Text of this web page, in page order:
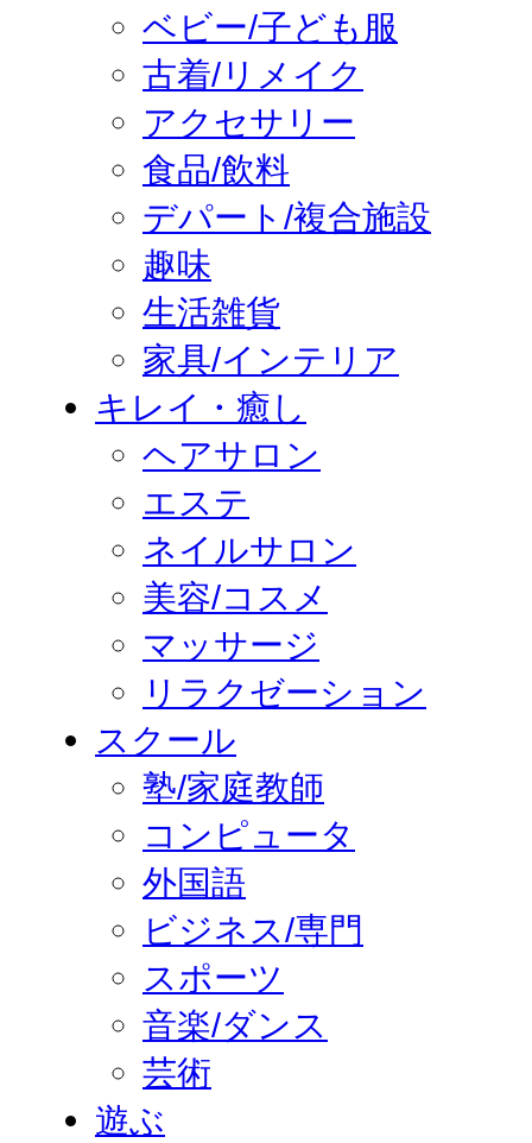
ベビー/子ども服
古着/リメイク
アクセサリー
食品/飲料
デパート/複合施設
趣味
生活雑貨
家具/インテリア
キレイ・癒し
ヘアサロン
エステ
ネイルサロン
美容/コスメ
マッサージ
リラクゼーション
スクール
塾/家庭教師
コンピュータ
外国語
ビジネス/専門
スポーツ
音楽/ダンス
芸術
遊ぶ